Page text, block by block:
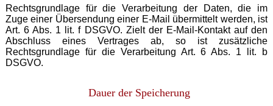
Rechtsgrundlage für die Verarbeitung der Daten, die im
Zuge einer Übersendung einer E-Mail übermittelt werden, ist
Art. 6 Abs. 1 lit. f DSGVO. Zielt der E-Mail-Kontakt auf den
Abschluss eines Vertrages ab, so ist zusätzliche
Rechtsgrundlage für die Verarbeitung Art. 6 Abs. 1 lit. b
DSGVO.
Dauer der Speicherung